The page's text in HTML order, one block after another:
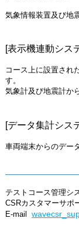
気象情報装置及び地
[表示機連動シス
コース上に設置され
す。
気象計及び地震計か
[データ集計シス
車両端末からのデー
テストコース管理シ
CSRカスタマーサポ
E-mail